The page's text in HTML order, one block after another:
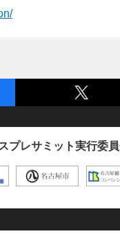
プレサミット実行委